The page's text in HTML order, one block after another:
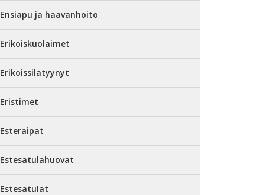
Ensiapu ja haavanhoito
Erikoiskuolaimet
Erikoissilatyynyt
Eristimet
Esteraipat
Estesatulahuovat
Estesatulat